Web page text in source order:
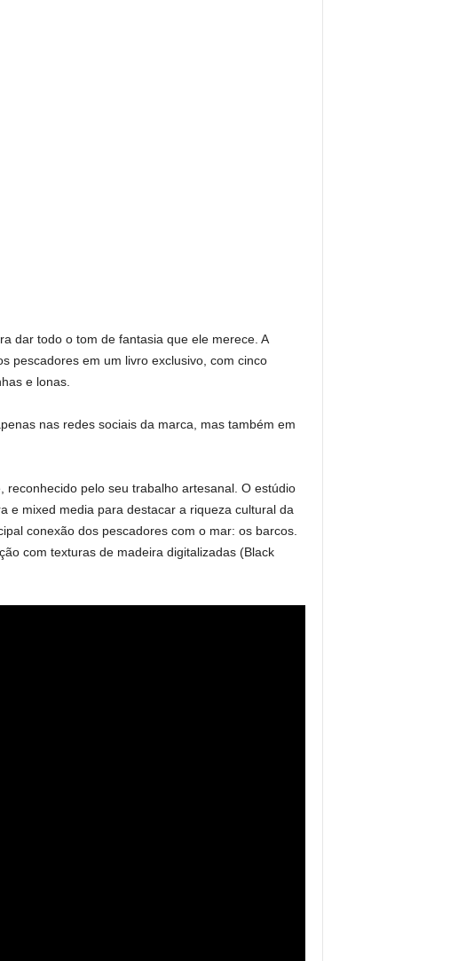
dar todo o tom de fantasia que ele merece. A
pescadores em um livro exclusivo, com cinco
e lonas.
nas redes sociais da marca, mas também em
pelo seu trabalho artesanal. O estúdio
e mixed media para destacar a riqueza cultural da
conexão dos pescadores com o mar: os barcos.
com texturas de madeira digitalizadas (Black